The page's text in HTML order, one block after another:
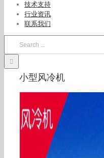
技术支持
行业资讯
联系我们
小型风冷机